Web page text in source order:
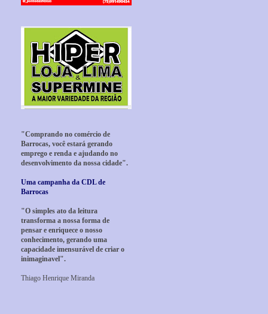
"Comprando no comércio de
Barrocas, você estará gerando
emprego e renda e ajudando no
desenvolvimento da nossa cidade".
Uma campanha da CDL de
Barrocas
"O simples ato da leitura
transforma a nossa forma de
pensar e enriquece o nosso
conhecimento, gerando uma
capacidade imensurável de criar o
inimaginavel".
Thiago Henrique Miranda